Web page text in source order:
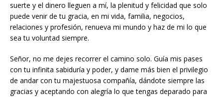
suerte y el dinero lleguen a mí, la plenitud y felicidad que solo
puede venir de tu gracia, en mi vida, familia, negocios,
relaciones y profesión, renueva mi mundo y haz de mi lo que
sea tu voluntad siempre.
Señor, no me dejes recorrer el camino solo. Guía mis pases
con tu infinita sabiduría y poder, y dame más bien el privilegio
de andar con tu majestuosa compañía, dándote siempre las
gracias y aceptando con alegría lo que tengas deparado para